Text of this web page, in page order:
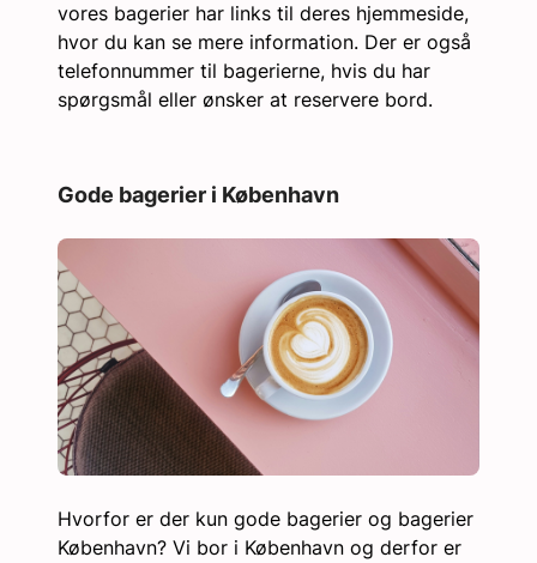
vores bagerier har links til deres hjemmeside,
hvor du kan se mere information. Der er også
telefonnummer til bagerierne, hvis du har
spørgsmål eller ønsker at reservere bord.
Gode bagerier i København
Hvorfor er der kun gode bagerier og bagerier
København? Vi bor i København og derfor er